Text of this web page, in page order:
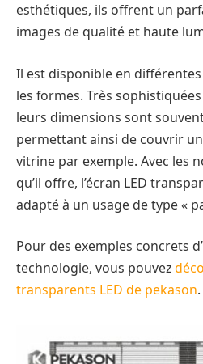
esthétiques, ils offrent un
images de qualité et haute
Il est disponible en
les formes. Très
leurs dimensions sont
permettant ainsi de couvrir
vitrine par exemple. Avec les
qu’il offre, l’écran LED
adapté à un usage de type «
Pour des exemples concrets
technologie, vous pouvez
transparents LED de pekason.